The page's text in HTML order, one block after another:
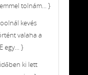
tolnám... }
kevés
valaha a
egy... }
ki lett